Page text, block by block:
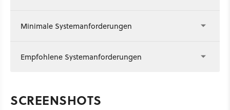
Minimale Systemanforderungen
Empfohlene Systemanforderungen
SCREENSHOTS